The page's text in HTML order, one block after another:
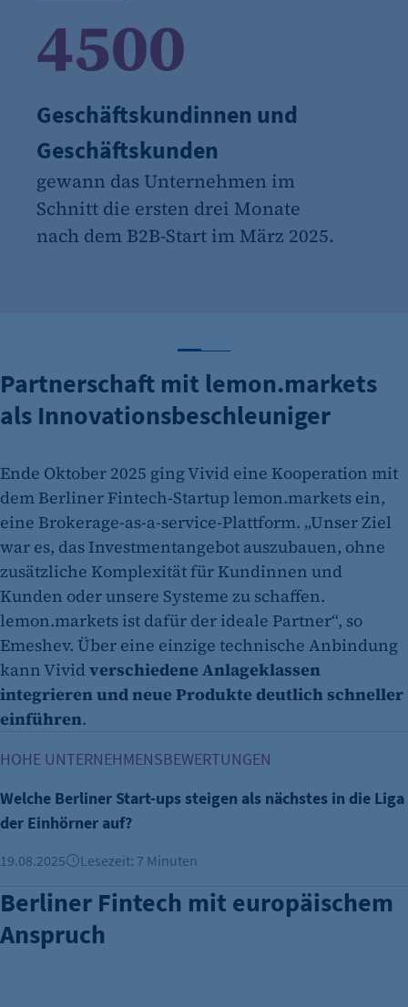
4500
Geschäftskundinnen und
Geschäftskunden
gewann das Unternehmen im
Schnitt die ersten drei Monate
nach dem B2B-Start im März 2025.
Partnerschaft mit lemon.markets
als Innovationsbeschleuniger
Ende Oktober 2025 ging Vivid eine Kooperation mit
dem Berliner Fintech-Startup lemon.markets ein,
eine Brokerage-as-a-service-Plattform. „Unser Ziel
war es, das Investmentangebot auszubauen, ohne
zusätzliche Komplexität für Kundinnen und
Kunden oder unsere Systeme zu schaffen.
lemon.markets ist dafür der ideale Partner“, so
Emeshev. Über eine einzige technische Anbindung
kann Vividverschiedene Anlageklassen
integrieren und neue Produkte deutlich schneller
einführen.
HOHE UNTERNEHMENSBEWERTUNGEN
Welche Berliner Start-ups steigen als nächstes in die Liga
der Einhörner auf?
19.08.2025 Lesezeit: 7 Minuten
Berliner Fintech mit europäischem
Anspruch